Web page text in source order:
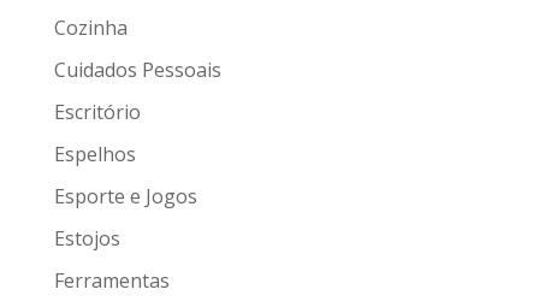
Cozinha
Cuidados Pessoais
Escritório
Espelhos
Esporte e Jogos
Estojos
Ferramentas